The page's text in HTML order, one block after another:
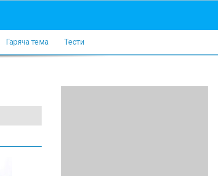
Гаряча тема Тести